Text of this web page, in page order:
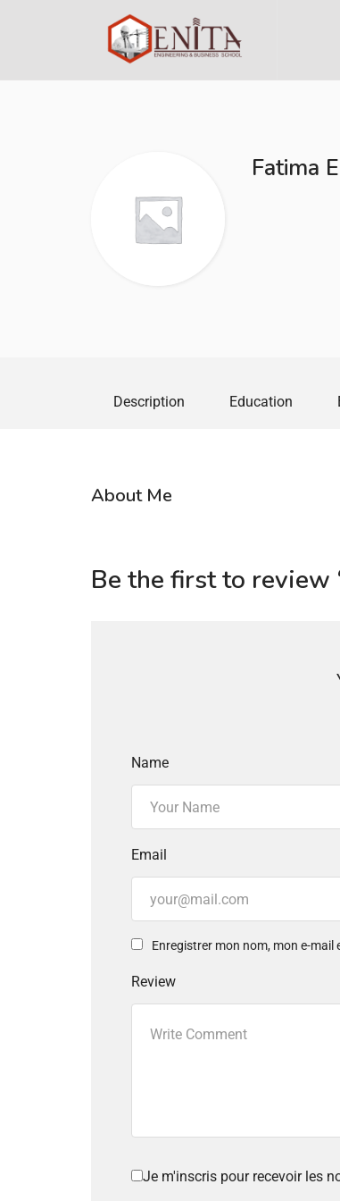
Fatima
Description Education
About Me
Be the first to review
Name
Email
Enregistrer mon nom, mon e-
Review
Je m'inscris pour recevoir les